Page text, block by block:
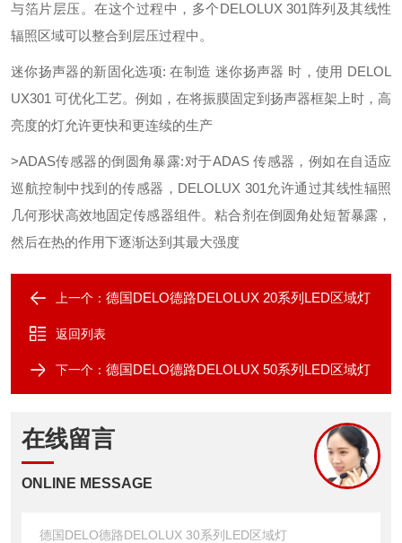
与箔片层压。在这个过程中，多个DELOLUX 301阵列及其线性
辐照区域可以整合到层压过程中。
迷你扬声器的新固化选项: 在制造 迷你扬声器 时，使用 DELOL
UX301 可优化工艺。例如，在将振膜固定到扬声器框架上时，高
亮度的灯允许更快和更连续的生产
>ADAS传感器的倒圆角暴露:对于ADAS 传感器，例如在自适应
巡航控制中找到的传感器，DELOLUX 301允许通过其线性辐照
几何形状高效地固定传感器组件。粘合剂在倒圆角处短暂暴露，
然后在热的作用下逐渐达到其最大强度
上一个： 德国DELO德路DELOLUX 20系列LED区域灯
返回列表
下一个： 德国DELO德路DELOLUX 50系列LED区域灯
在线留言
ONLINE MESSAGE